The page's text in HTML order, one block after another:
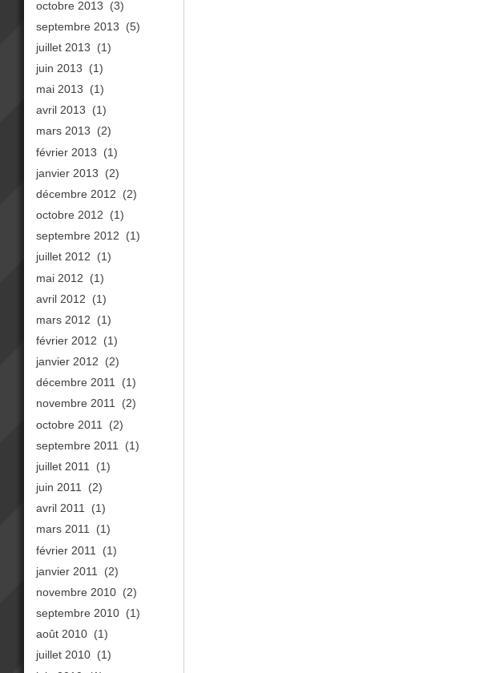
octobre 2013
(3)
septembre 2013
(5)
juillet 2013
(1)
juin 2013
(1)
mai 2013
(1)
avril 2013
(1)
mars 2013
(2)
février 2013
(1)
janvier 2013
(2)
décembre 2012
(2)
octobre 2012
(1)
septembre 2012
(1)
juillet 2012
(1)
mai 2012
(1)
avril 2012
(1)
mars 2012
(1)
février 2012
(1)
janvier 2012
(2)
décembre 2011
(1)
novembre 2011
(2)
octobre 2011
(2)
septembre 2011
(1)
juillet 2011
(1)
juin 2011
(2)
avril 2011
(1)
mars 2011
(1)
février 2011
(1)
janvier 2011
(2)
novembre 2010 (2)
septembre 2010 (1)
août 2010 (1)
juillet 2010 (1)